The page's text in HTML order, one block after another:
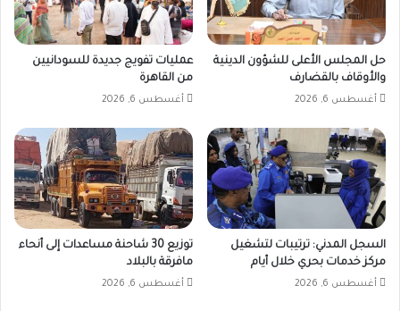
حل المجلس الأعلى للشؤون الدينية
والأوقاف بالقضارف
أغسطس 6, 2026
عمليات تفويج جديدة للسودانيين
من القاهرة
أغسطس 6, 2026
السجل المدني: ترتيبات لتشغيل
مركز خدمات بحري خلال أيام
أغسطس 6, 2026
توزيع 30 شاحنة مساعدات إلى أنحاء
مافرقة بالبلاد
أغسطس 6, 2026